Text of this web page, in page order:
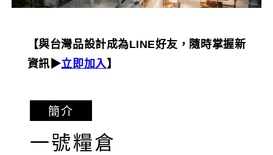
【與台灣品設計成為LINE好友，隨時掌握新
資訊▶︎立即加入】
簡介
一號糧倉